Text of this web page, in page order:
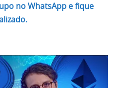
no WhatsApp e fique